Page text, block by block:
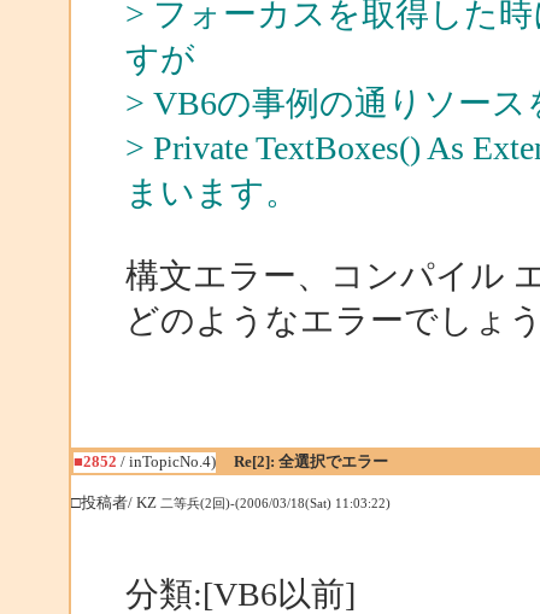
> フォーカスを取得した
すが
> VB6の事例の通りソー
> Private TextBoxes() As
まいます。
構文エラー、コンパイル
どのようなエラーでしょ
■2852 / inTopicNo.4) Re[2]: 全選択でエラー
□投稿者/ KZ 二等兵(2回)-(2006/03/18(Sat) 11:03:22)
分類:[VB6以前]